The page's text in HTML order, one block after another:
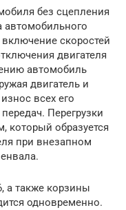
без сцепления
автомобильного
скоростей
двигателя
автомобиль
двигатель и
всех его
Перегрузки
образуется
при внезапном
а также корзины
одновременно.